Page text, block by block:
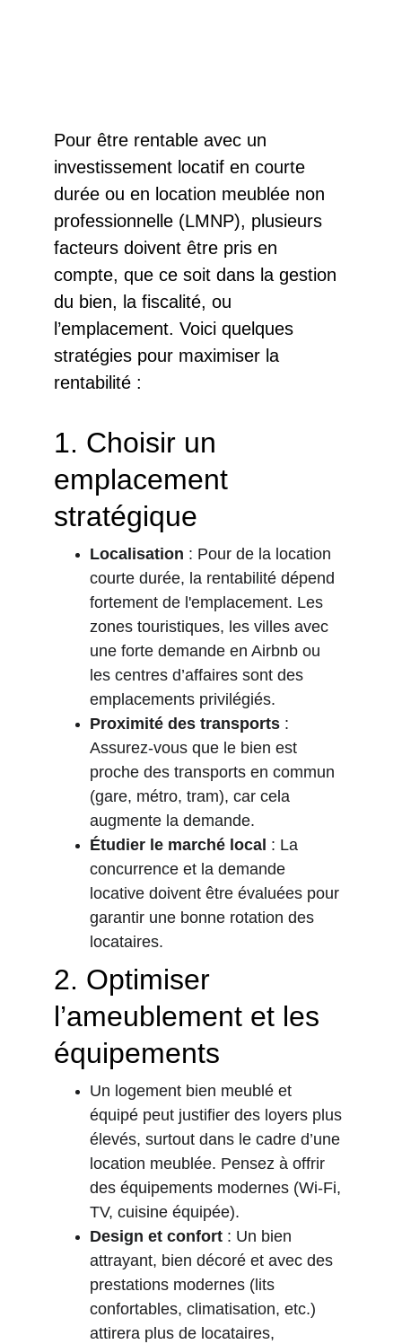
Pour être rentable avec un
investissement locatif en courte
durée ou en location meublée non
professionnelle (LMNP), plusieurs
facteurs doivent être pris en
compte, que ce soit dans la gestion
du bien, la fiscalité, ou
l’emplacement. Voici quelques
stratégies pour maximiser la
rentabilité :
1. Choisir un
emplacement
stratégique
Localisation : Pour de la location
courte durée, la rentabilité dépend
fortement de l'emplacement. Les
zones touristiques, les villes avec
une forte demande en Airbnb ou
les centres d’affaires sont des
emplacements privilégiés.
Proximité des transports :
Assurez-vous que le bien est
proche des transports en commun
(gare, métro, tram), car cela
augmente la demande.
Étudier le marché local : La
concurrence et la demande
locative doivent être évaluées pour
garantir une bonne rotation des
locataires.
2. Optimiser
l’ameublement et les
équipements
Un logement bien meublé et
équipé peut justifier des loyers plus
élevés, surtout dans le cadre d’une
location meublée. Pensez à offrir
des équipements modernes (Wi-Fi,
TV, cuisine équipée).
Design et confort : Un bien
attrayant, bien décoré et avec des
prestations modernes (lits
confortables, climatisation, etc.)
attirera plus de locataires,